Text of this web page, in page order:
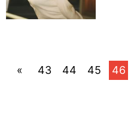
« 43 44 45 46